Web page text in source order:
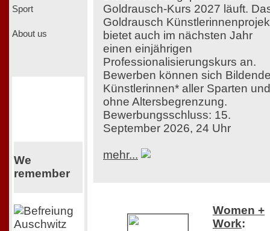
Sport
About us
We
remember
Goldrausch-Kurs 2027 läuft.
Goldrausch
bietet auch im nächsten Jahr
einen einjährigen
Professionalisierungskurs an.
Bewerben können sich
Künstlerinnen* aller Sparten und
ohne Altersbegrenzung.
Bewerbungsschluss: 15.
September 2026, 24 Uhr
mehr...
Women +
Work: